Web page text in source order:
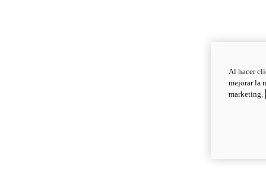
Al hacer
mejorar la
marketing.